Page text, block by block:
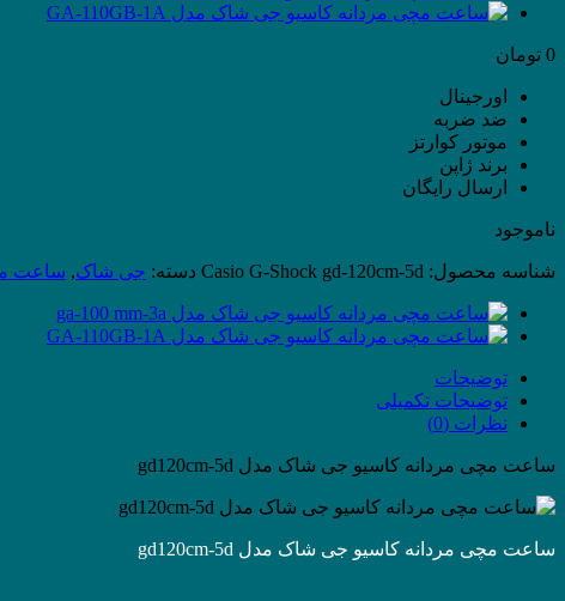
0 تومان
اورجینال
ضد ضربه
موتور کوارتز
برند ژاپن
ارسال رایگان
ناموجود
شناسه محصول: Casio G-Shock gd-120cm-5d دسته: جی شاک, ساعت
توضیحات
توضیحات تکمیلی
نظرات (0)
ساعت مچی مردانه کاسیو جی شاک مدل gd120cm-5d
ساعت مچی مردانه کاسیو جی شاک مدل gd120cm-5d